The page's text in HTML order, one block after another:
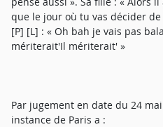
que le jour où tu vas décider
[P] [L] : « Oh bah je vais pas
mériterait'Il mériterait' »
Par jugement en date du 24
instance de Paris a :